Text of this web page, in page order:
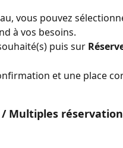
vous pouvez
à vos besoins.
puis sur
et une place
Multiples